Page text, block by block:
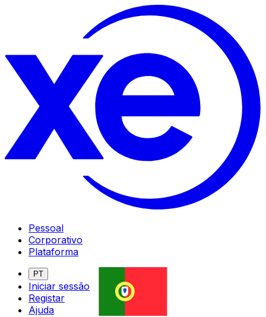
Pessoal
Corporativo
Plataforma
PT
Iniciar sessão
Registar
Ajuda